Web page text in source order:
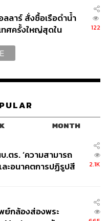
ลาร์ สั่งซื้อเรือดำน้ำ
ทศครั้งใหญ่สุดใน
122
MONTH
.ตร. ‘ความสามารถ
ละอนาคตการปฏิรูปสี
2.1K
ย์กล้องส่องพระ